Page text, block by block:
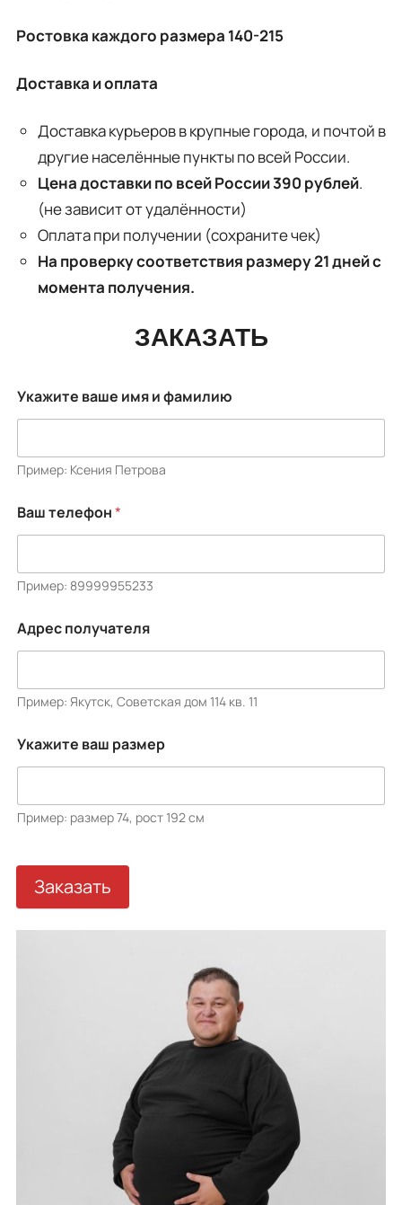
Ростовка каждого размера 140-215
Доставка и оплата
Доставка курьеров в крупные города, и почтой в
другие населённые пункты по всей России.
Цена доставки по всей России 390 рублей.
(не зависит от удалённости)
Оплата при получении (сохраните чек)
На проверку соответствия размеру 21 дней с
момента получения.
ЗАКАЗАТЬ
Укажите ваше имя и фамилию
Пример: Ксения Петрова
Ваш телефон*
Пример: 89999955233
Адрес получателя
Пример: Якутск, Советская дом 114 кв. 11
Укажите ваш размер
Пример: размер 74, рост 192 см
Заказать